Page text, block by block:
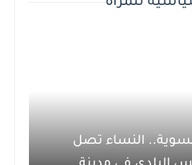
النساء تصل